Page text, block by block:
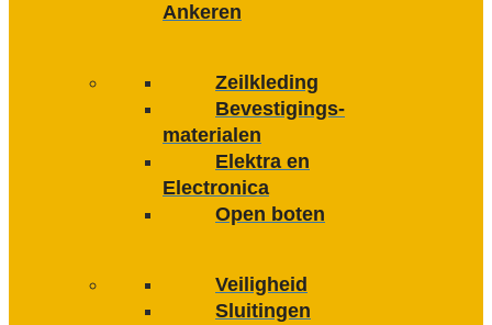
Ankeren
Zeilkleding
Bevestigings­­
materialen
Elektra en
Electronica
Open boten
Veiligheid
Sluitingen